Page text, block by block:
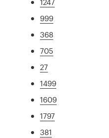
999
368
705
27
1499
1609
1797
381